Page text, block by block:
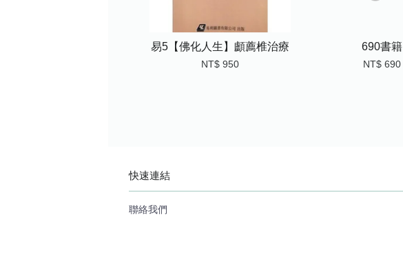
易5【佛化人生】顱薦椎治療
NT$ 950
690書籍
NT$ 690
快速連結
聯絡我們